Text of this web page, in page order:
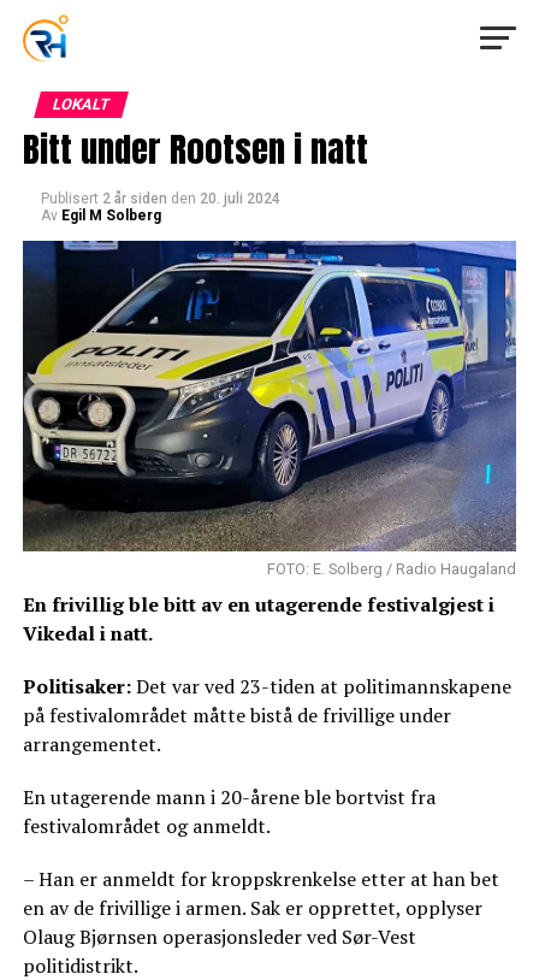
LOKALT
Bitt under Rootsen i natt
Publisert 2 år siden den 20. juli 2024
Av Egil M Solberg
FOTO: E. Solberg / Radio Haugaland
En frivillig ble bitt av en utagerende festivalgjest i
Vikedal i natt.
Politisaker:Det var ved 23-tiden at politimannskapene
på festivalområdet måtte bistå de frivillige under
arrangementet.
En utagerende mann i 20-årene ble bortvist fra
festivalområdet og anmeldt.
– Han er anmeldt for kroppskrenkelse etter at han bet
en av de frivillige i armen. Sak er opprettet, opplyser
Olaug Bjørnsen operasjonsleder ved Sør-Vest
politidistrikt.